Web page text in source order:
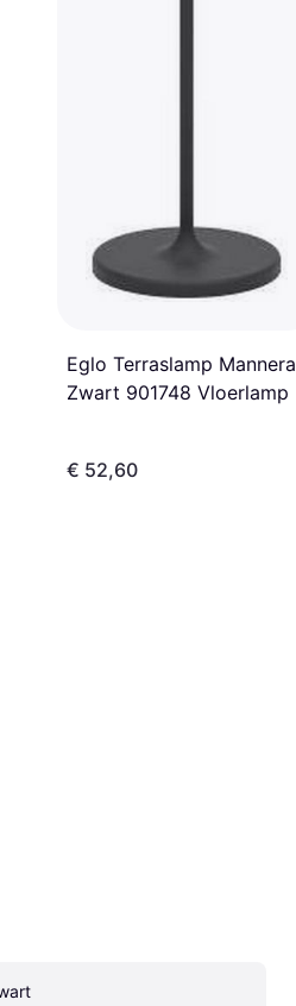
Eglo Terraslamp Mannera
Zwart 901748 Vloerlamp
€ 52,60